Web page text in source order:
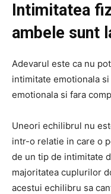
Intimitatea
ambele sunt
Adevarul este ca nu
intimitate emotionala
emotionala si fara
Uneori echilibrul nu
intr-o relatie in care o
de un tip de intimitate
majoritatea cuplurilor
acestui echilibru sa